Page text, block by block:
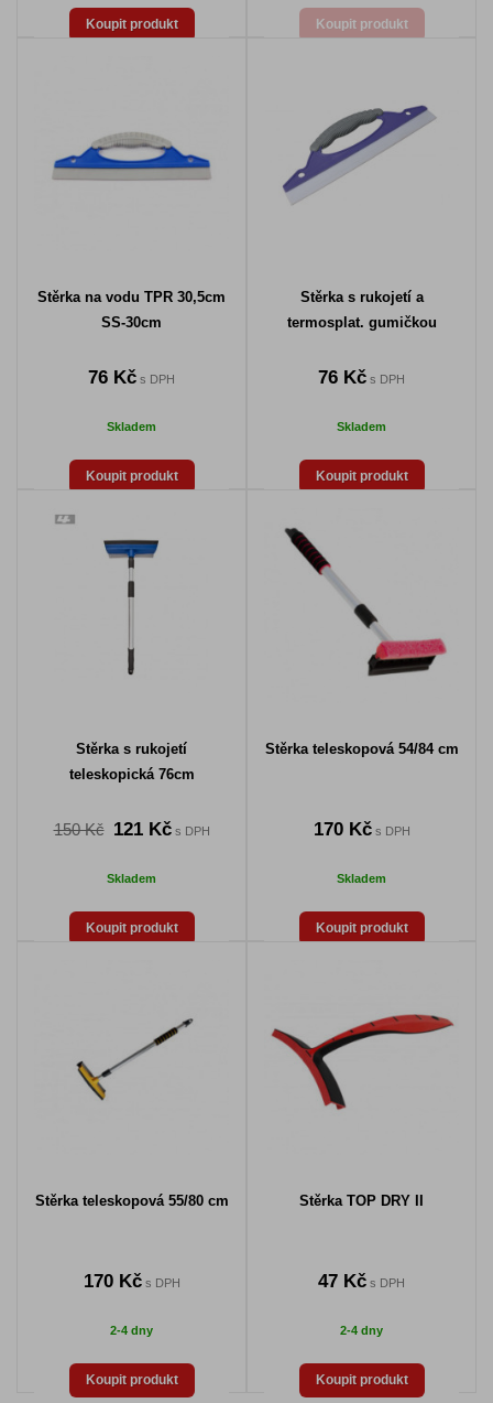
Koupit produkt Koupit produkt
Stěrka na vodu TPR 30,5cm
SS-30cm
76 Kč s DPH
Skladem
Koupit produkt
Stěrka s rukojetí a
termosplat. gumičkou
76 Kč s DPH
Skladem
Koupit produkt
Stěrka s rukojetí
teleskopická 76cm
150 Kč 121 Kčs DPH
Skladem
Koupit produkt
Stěrka teleskopová 54/84 cm
170 Kčs DPH
Skladem
Koupit produkt
Stěrka teleskopová 55/80 cm
170 Kčs DPH
2-4 dny
Koupit produkt
Stěrka TOP DRY II
47 Kč s DPH
2-4 dny
Koupit produkt